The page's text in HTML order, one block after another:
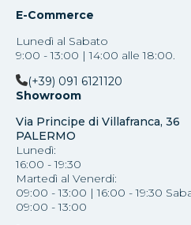
E-Commerce
Lunedì al Sabato
9:00 - 13:00 | 14:00 alle 18:00.
(+39) 091 6121120
Showroom
Via Principe di Villafranca, 36
PALERMO
Lunedì:
16:00 - 19:30
Martedì al Venerdi:
09:00 - 13:00 | 16:00 - 19:30
09:00 - 13:00